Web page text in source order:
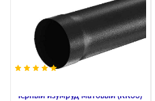
Чёрный изумруд матовый (RR33)